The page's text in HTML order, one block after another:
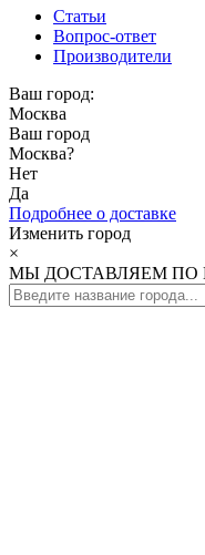
Статьи
Вопрос-ответ
Производители
Ваш город:
Москва
Ваш город
Москва?
Нет
Да
Подробнее о доставке
Изменить город
×
МЫ ДОСТАВЛЯЕМ ПО